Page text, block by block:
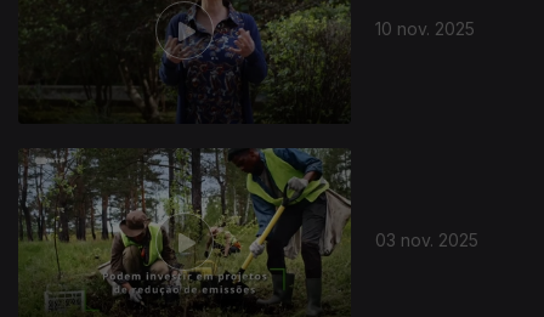
10 nov. 2025
03 nov. 2025